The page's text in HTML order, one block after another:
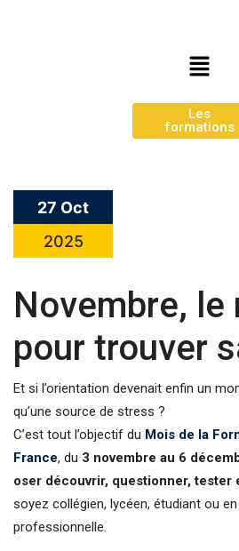
Les
formations
27 Oct
2025
Novembre, le
pour trouver
Et si l’orientation devenait enfin un
qu’une source de stress ?
C’est tout l’objectif du Mois de la
France, du 3 novembre au 6
oser découvrir, questionner, tester
soyez collégien, lycéen, étudiant ou
professionnelle.